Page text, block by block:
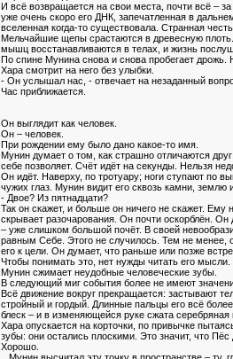
И всё возвращается на свои места, почти всё –
уже очень скоро его ДНК, запечатленная в
вселенная когда-то существовала. Странная
Мельчайшие щепы срастаются в древесную
мышц восстанавливаются в телах, и жизнь
По спине Мунина снова и снова пробегает
Хара смотрит на него без улыбки.
- Он услышал нас, - отвечает на незаданный
Час приближается.
Он выглядит как человек.
Он – человек.
При рождении ему было дано какое-то имя.
Мунин думает о том, как страшно отличаются
себе позволяет. Счёт идёт на секунды. Нельзя
Он идёт. Наверху, по тротуару; ноги ступают по
чужих глаз. Мунин видит его сквозь камни, землю
- Двое? Из пятнадцати?
Так он скажет, и больше он ничего не скажет.
скрывает разочарования. Он почти оскорблён.
– уже слишком большой почёт. В своей
равным Себе. Этого не случилось. Тем не менее,
его к цели. Он думает, что раньше или позже
Чтобы понимать это, нет нужды читать его
Мунин сжимает неудобные человеческие зубы.
В следующий миг события более не имеют
Всё движение вокруг прекращается: застывают
стройный и гордый. Длинные пальцы его всё
блеск – и в изменяющейся руке сжата серебряная
Хара опускается на корточки, по привычке
зубы: они остались плоскими. Это значит, что
Хорошо.